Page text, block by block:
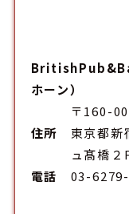
ホーン）
住所
〒160-
東京都
ュ髙橋２
電話
03-